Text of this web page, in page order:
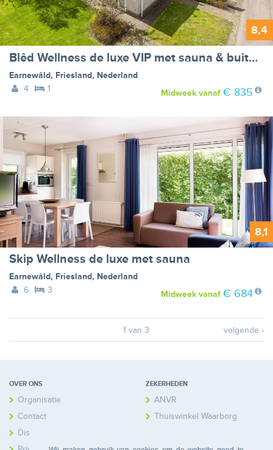
8,4
Blêd Wellness de luxe VIP met sauna & buitenspa
Earnewâld, Friesland, Nederland
4
1 Midweekvanaf € 835
8,1
Skip Wellness de luxe met sauna
Earnewâld, Friesland, Nederland
6
3 Midweekvanaf € 684
1 van 3 volgende ›
OVER ONS
Organisatie
Contact
Disclaimer
ZEKERHEDEN
ANVR
Thuiswinkel Waarborg